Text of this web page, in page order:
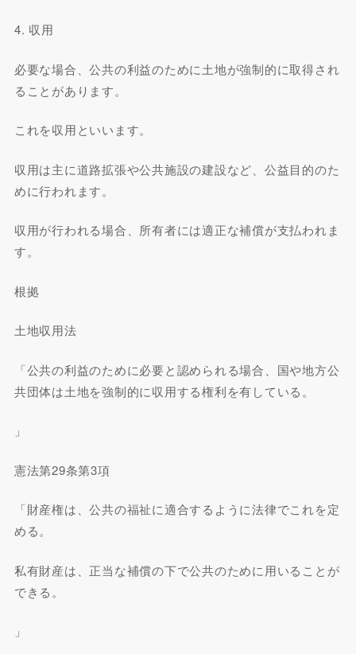
4. 収用
必要な場合、公共の利益のために土地が強制的に取得され
ることがあります。
これを収用といいます。
収用は主に道路拡張や公共施設の建設など、公益目的のた
めに行われます。
収用が行われる場合、所有者には適正な補償が支払われま
す。
根拠
土地収用法
「公共の利益のために必要と認められる場合、国や地方公
共団体は土地を強制的に収用する権利を有している。
」
憲法第29条第3項
「財産権は、公共の福祉に適合するように法律でこれを定
める。
私有財産は、正当な補償の下で公共のために用いることが
できる。
」